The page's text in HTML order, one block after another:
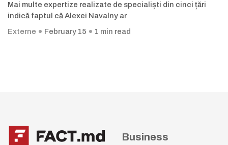
Mai multe expertize realizate de specialiști din cinci țări
indică faptul că Alexei Navalny ar
Externe
February 15 1 min read
Business